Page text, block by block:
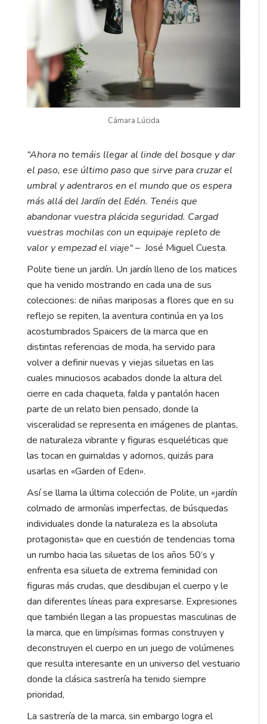
Cámara Lúcida
“Ahora no temáis llegar al linde del bosque y dar
el paso, ese último paso que sirve para cruzar el
umbral y adentraros en el mundo que os espera
más allá del Jardín del Edén. Tenéis que
abandonar vuestra plácida seguridad. Cargad
vuestras mochilas con un equipaje repleto de
valor y empezad el viaje“ – José Miguel Cuesta.
Polite tiene un jardín. Un jardín lleno de los matices
que ha venido mostrando en cada una de sus
colecciones: de niñas mariposas a flores que en su
reflejo se repiten, la aventura continúa en ya los
acostumbrados Spaicers de la marca que en
distintas referencias de moda, ha servido para
volver a definir nuevas y viejas siluetas en las
cuales minuciosos acabados donde la altura del
cierre en cada chaqueta, falda y pantalón hacen
parte de un relato bien pensado, donde la
visceralidad se representa en imágenes de plantas,
de naturaleza vibrante y figuras esqueléticas que
las tocan en guirnaldas y adornos, quizás para
usarlas en «Garden of Eden».
Así se llama la última colección de Polite, un «jardín
colmado de armonías imperfectas, de búsquedas
individuales donde la naturaleza es la absoluta
protagonista» que en cuestión de tendencias toma
un rumbo hacia las siluetas de los años 50’s y
enfrenta esa silueta de extrema feminidad con
figuras más crudas, que desdibujan el cuerpo y le
dan diferentes líneas para expresarse. Expresiones
que también llegan a las propuestas masculinas de
la marca, que en limpísimas formas construyen y
deconstruyen el cuerpo en un juego de volúmenes
que resulta interesante en un universo del vestuario
donde la clásica sastrería ha tenido siempre
prioridad,
La sastrería de la marca, sin embargo logra el